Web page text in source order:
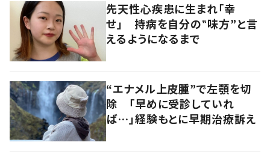
先天性心疾患に生まれ「幸
せ」 持病を自分の‟味方”と言
えるようになるまで
“エナメル上皮腫”で左顎を切
除 「早めに受診していれ
ば…」経験もとに早期治療訴え